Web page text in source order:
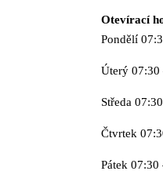
Otevírací
Pondělí
Úterý 07:30
Středa
Čtvrtek
Pátek 07:30